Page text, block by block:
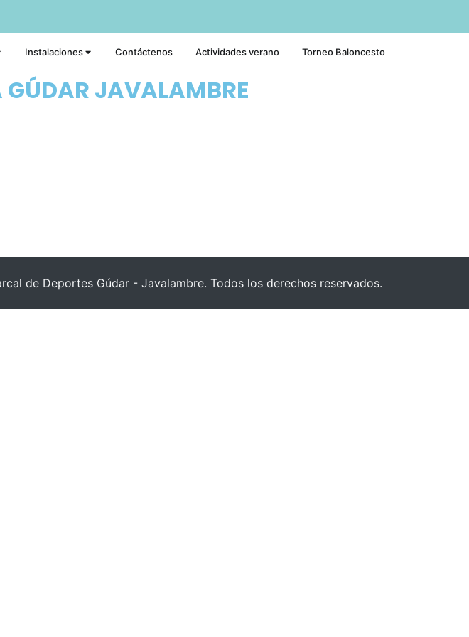
Instalaciones Contáctenos Actividades verano Torneo Baloncesto
JAVALAMBRE
de Deportes Gúdar - Javalambre. Todos los derechos reservados.